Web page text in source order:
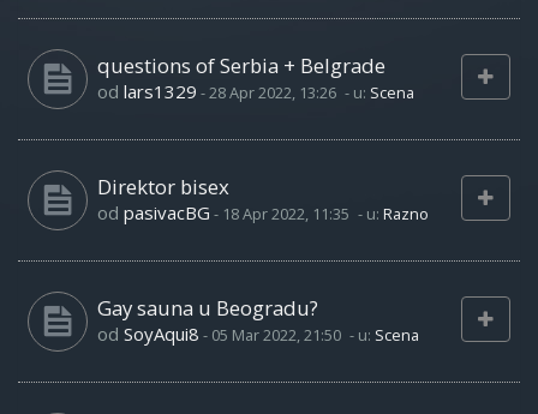
questions of Serbia + Belgrade
od lars1329 -28 Apr 2022, 13:26 - u: Scena
Direktor bisex
od pasivacBG - 18 Apr 2022, 11:35 - u: Razno
Gay sauna u Beogradu?
od SoyAqui8 - 05 Mar 2022, 21:50 - u: Scena